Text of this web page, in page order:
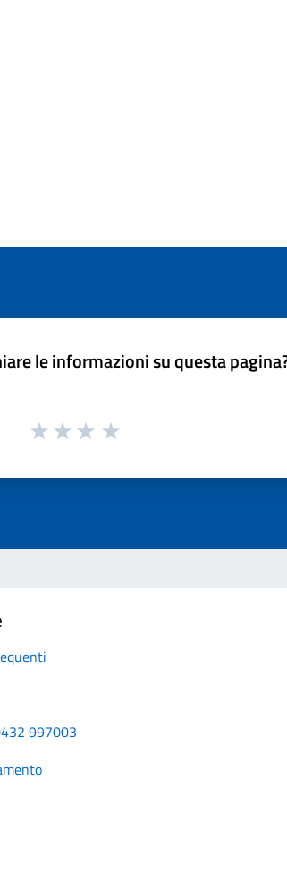
le informazioni su questa
997003